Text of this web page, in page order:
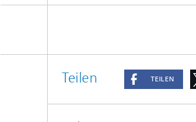
Teilen TEILEN